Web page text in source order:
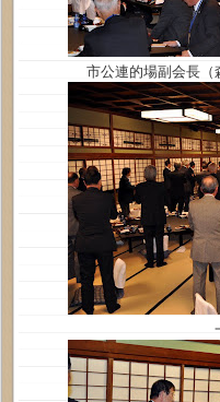
市公連的場副会長（